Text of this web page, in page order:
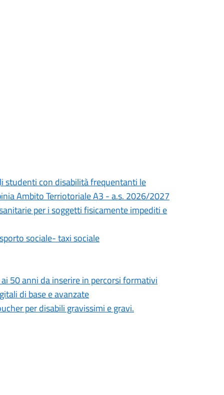
studenti con disabilità frequentanti le
Ambito Terriotoriale A3 - a.s. 2026/2027
per i soggetti fisicamente impediti e
sociale- taxi sociale
50 anni da inserire in percorsi formativi
di base e avanzate
per disabili gravissimi e gravi.